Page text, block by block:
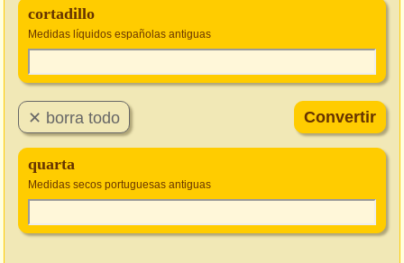
cortadillo
Medidas líquidos españolas antiguas
quarta
Medidas secos portuguesas antiguas